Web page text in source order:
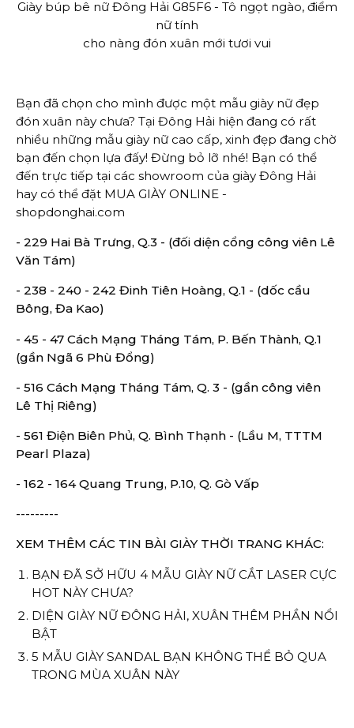
Giày búp bê nữ Đông Hải G85F6 - Tô ngọt ngào, điểm
nữ tính
cho nàng đón xuân mới tươi vui
Bạn đã chọn cho mình được một mẫu giày nữ đẹp
đón xuân này chưa? Tại Đông Hải hiện đang có rất
nhiều những mẫu giày nữ cao cấp, xinh đẹp đang chờ
bạn đến chọn lựa đấy! Đừng bỏ lỡ nhé! Bạn có thể
đến trực tiếp tại các showroom của giày Đông Hải
hay có thể đặt MUA GIÀY ONLINE -
shopdonghai.com
- 229 Hai Bà Trưng, Q.3 - (đối diện cổng công viên Lê
Văn Tám)
- 238 - 240 - 242 Đinh Tiên Hoàng, Q.1 - (dốc cầu
Bông, Đa Kao)
- 45 - 47 Cách Mạng Tháng Tám, P. Bến Thành, Q.1
(gần Ngã 6 Phù Đổng)
- 516 Cách Mạng Tháng Tám, Q. 3 - (gần công viên
Lê Thị Riêng)
- 561 Điện Biên Phủ, Q. Bình Thạnh - (Lầu M, TTTM
Pearl Plaza)
- 162 - 164 Quang Trung, P.10, Q. Gò Vấp
---------
XEM THÊM CÁC TIN BÀI GIÀY THỜI TRANG KHÁC:
BẠN ĐÃ SỞ HỮU 4 MẪU GIÀY NỮ CẮT LASER CỰC
HOT NÀY CHƯA?
DIỆN GIÀY NỮ ĐÔNG HẢI, XUÂN THÊM PHẦN NỔI
BẬT
5 MẪU GIÀY SANDAL BẠN KHÔNG THỂ BỎ QUA
TRONG MÙA XUÂN NÀY